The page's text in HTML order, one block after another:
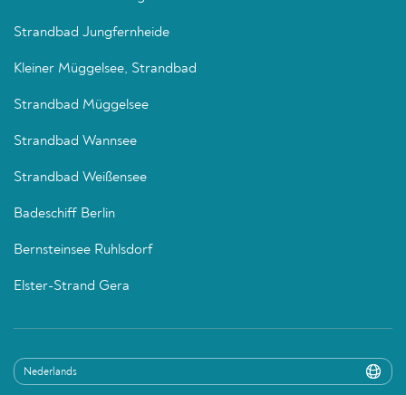
Strandbad Jungfernheide
Kleiner Müggelsee, Strandbad
Strandbad Müggelsee
Strandbad Wannsee
Strandbad Weißensee
Badeschiff Berlin
Bernsteinsee Ruhlsdorf
Elster-Strand Gera